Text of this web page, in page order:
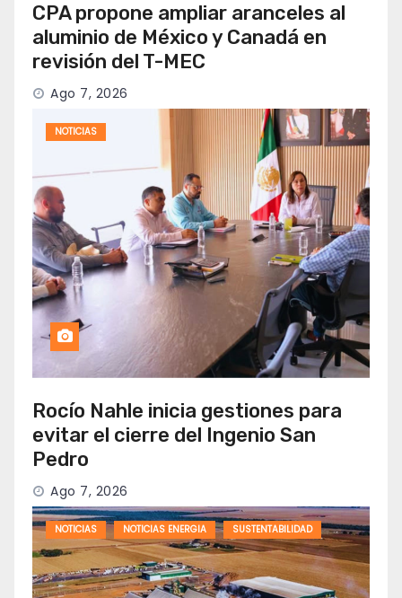
CPA propone ampliar aranceles al
aluminio de México y Canadá en
revisión del T-MEC
Ago 7, 2026
NOTICIAS
Rocío Nahle inicia gestiones para
evitar el cierre del Ingenio San
Pedro
Ago 7, 2026
NOTICIAS NOTICIAS ENERGIA SUSTENTABILIDAD